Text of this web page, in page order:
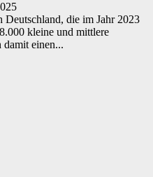
die im Jahr 2023
kleine und mittlere
einen...